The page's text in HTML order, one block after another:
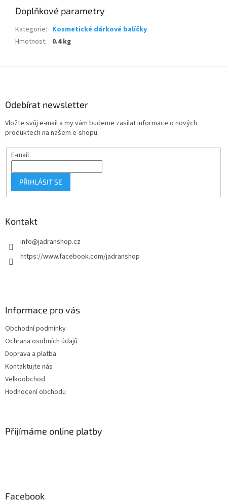
Doplňkové parametry
Kategorie: Kosmetické dárkové balíčky
Hmotnost: 0.4 kg
Odebírat newsletter
Vložte svůj e-mail a my vám budeme zasílat informace o nových
produktech na našem e-shopu.
E-mail
PŘIHLÁSIT SE
Kontakt
info@jadranshop.cz
https://www.facebook.com/jadranshop
Informace pro vás
Obchodní podmínky
Ochrana osobních údajů
Doprava a platba
Kontaktujte nás
Velkoobchod
Hodnocení obchodu
Přijímáme online platby
Facebook